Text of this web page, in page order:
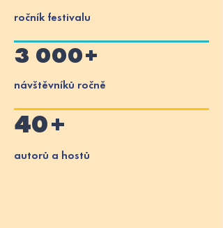
ročník festivalu
3 000+
návštěvníků ročně
40+
autorů a hostů